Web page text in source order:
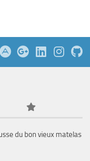
du bon vieux matelas